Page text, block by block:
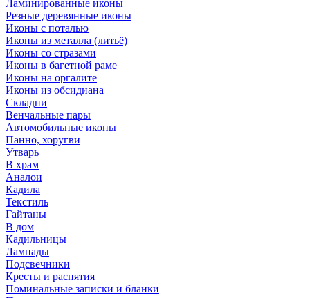
Ламинированные иконы
Резные деревянные иконы
Иконы с поталью
Иконы из металла (литьё)
Иконы со стразами
Иконы в багетной раме
Иконы на оргалите
Иконы из обсидиана
Складни
Венчальные пары
Автомобильные иконы
Панно, хоругви
Утварь
В храм
Аналои
Кадила
Текстиль
Гайтаны
В дом
Кадильницы
Лампады
Подсвечники
Кресты и распятия
Поминальные записки и бланки